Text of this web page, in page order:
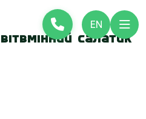
EN
салатик